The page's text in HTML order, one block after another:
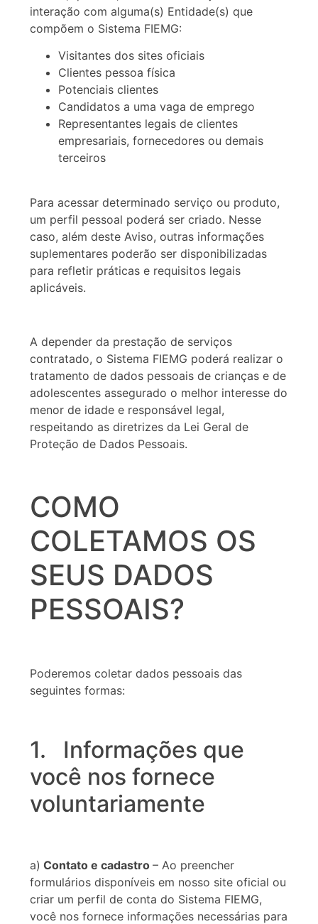
interação com alguma(s) Entidade(s) que
compõem o Sistema FIEMG:
Visitantes dos sites oficiais
Clientes pessoa física
Potenciais clientes
Candidatos a uma vaga de emprego
Representantes legais de clientes
empresariais, fornecedores ou demais
terceiros
Para acessar determinado serviço ou produto,
um perfil pessoal poderá ser criado. Nesse
caso, além deste Aviso, outras informações
suplementares poderão ser disponibilizadas
para refletir práticas e requisitos legais
aplicáveis.
A depender da prestação de serviços
contratado, o Sistema FIEMG poderá realizar o
tratamento de dados pessoais de crianças e de
adolescentes assegurado o melhor interesse do
menor de idade e responsável legal,
respeitando as diretrizes da Lei Geral de
Proteção de Dados Pessoais.
COMO
COLETAMOS OS
SEUS DADOS
PESSOAIS?
Poderemos coletar dados pessoais das
seguintes formas:
1. Informações que
você nos fornece
voluntariamente
a) Contato e cadastro– Ao preencher
formulários disponíveis em nosso site oficial ou
criar um perfil de conta do Sistema FIEMG,
você nos fornece informações necessárias para